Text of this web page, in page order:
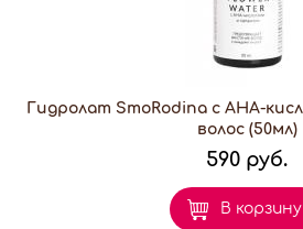
Гидролат SmoRodina с AHA-
волос (50мл)
590 руб.
В корзину